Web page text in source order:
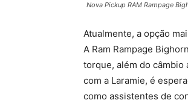
Nova Pickup RAM Rampage
Atualmente, a opção
A Ram Rampage
torque, além do câmbio
com a Laramie, é
como assistentes de